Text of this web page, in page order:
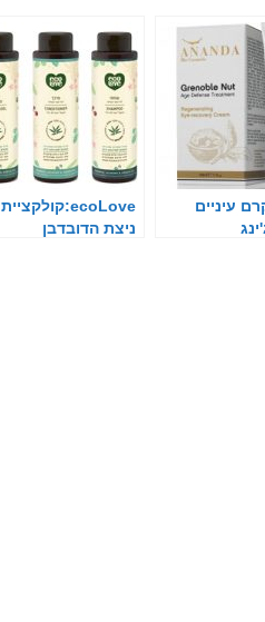
עיניים
ecoLove:קולקציית
ניצת הדובדבן